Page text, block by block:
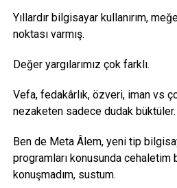
Yıllardır bilgisayar kullanırım,
noktası varmış.
Değer yargılarımız çok farklı.
Vefa, fedakârlık, özveri, iman vs
nezaketen sadece dudak büktüler.
Ben de Meta Âlem, yeni tip
programları konusunda cehaletim
konuşmadım, sustum.